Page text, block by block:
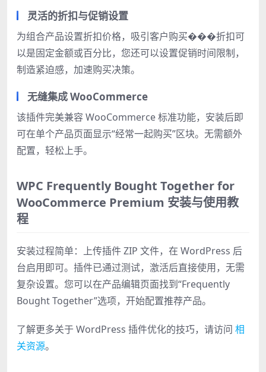
灵活的折扣与促销设置
为组合产品设置折扣价格，吸引客户购买���折扣可
以是固定金额或百分比，您还可以设置促销时间限制，
制造紧迫感，加速购买决策。
无缝集成 WooCommerce
该插件完美兼容 WooCommerce 标准功能，安装后即
可在单个产品页面显示“经常一起购买”区块。无需额外
配置，轻松上手。
WPC Frequently Bought Together for
WooCommerce Premium 安装与使用教
程
安装过程简单：上传插件 ZIP 文件，在 WordPress 后
台启用即可。插件已通过测试，激活后直接使用，无需
复杂设置。您可以在产品编辑页面找到“Frequently
Bought Together”选项，开始配置推荐产品。
了解更多关于 WordPress 插件优化的技巧，请访问 相
关资源。